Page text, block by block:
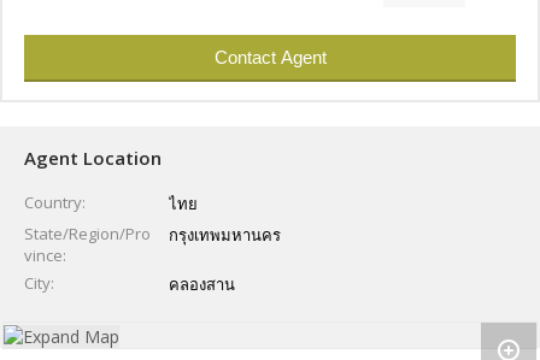
Agent Location
Country
ไทย
State/Region/Pro
vince
กรุงเทพมหานคร
City คลองสาน